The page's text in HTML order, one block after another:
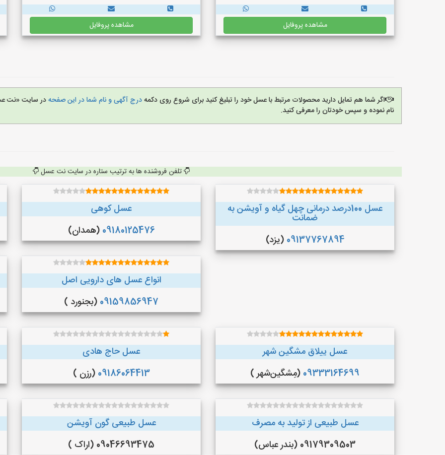
مشاهده پروفایل مشاهده پروفایل
اگر شما هم تمایل دارید محصولات مرتبط با عسل خود را تبلیغ کنید برای شروع روی دکمهدرج آگهی و نام شما در این صفحهدر سایت «نت
نام نموده و سپس خودتان را معرفی کنید.
تلفن فروشنده ها به ترتیب ستاره در سایت نت عسل
عسل 100درصد درمانی چهل گیاه و آویشن به
ضمانت
09137767894 (یزد)
عسل کوهی
09180125476 (همدان)
انواع عسل های دارویی اصل
09159856947 (بجنورد )
عسل ییلاق مشگین شهر
09333164699 (مِشگین‌شهر )
عسل حاج هادی
09186064413 (رزن )
عسل طبیعی از تولید به مصرف
09179309503 (بندر عباس)
عسل طبیعی گون آویشن
09046693475 (اراک )